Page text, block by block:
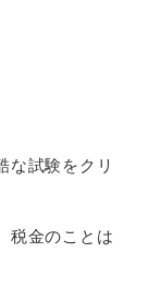
な試験をクリ
税金のことは